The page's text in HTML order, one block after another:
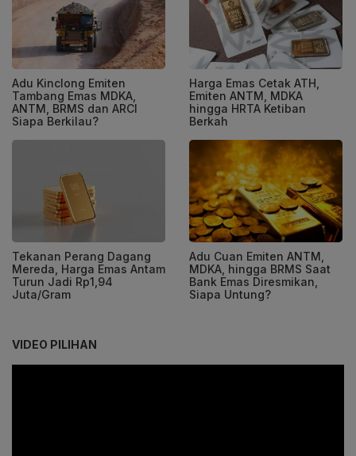
Adu Kinclong Emiten
Tambang Emas MDKA,
ANTM, BRMS dan ARCI
Siapa Berkilau?
Harga Emas Cetak ATH,
Emiten ANTM, MDKA
hingga HRTA Ketiban
Berkah
Tekanan Perang Dagang
Mereda, Harga Emas Antam
Turun Jadi Rp1,94
Juta/Gram
Adu Cuan Emiten ANTM,
MDKA, hingga BRMS Saat
Bank Emas Diresmikan,
Siapa Untung?
VIDEO PILIHAN